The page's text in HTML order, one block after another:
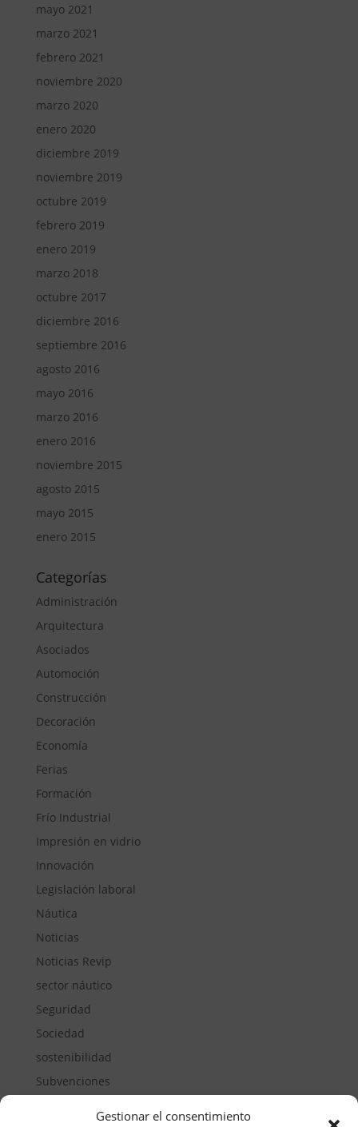
Gestionar el consentimiento
mayo 2021
marzo 2021
febrero 2021
noviembre 2020
marzo 2020
enero 2020
diciembre 2019
noviembre 2019
octubre 2019
febrero 2019
enero 2019
marzo 2018
octubre 2017
diciembre 2016
septiembre 2016
agosto 2016
mayo 2016
marzo 2016
enero 2016
noviembre 2015
agosto 2015
mayo 2015
enero 2015
Categorías
Administración
Arquitectura
Asociados
Automoción
Construcción
Decoración
Economía
Ferias
Formación
Frío Industrial
Impresión en vidrio
Innovación
Legislación laboral
Náutica
Noticias
Noticias Revip
sector náutico
Seguridad
Sociedad
sostenibilidad
Subvenciones